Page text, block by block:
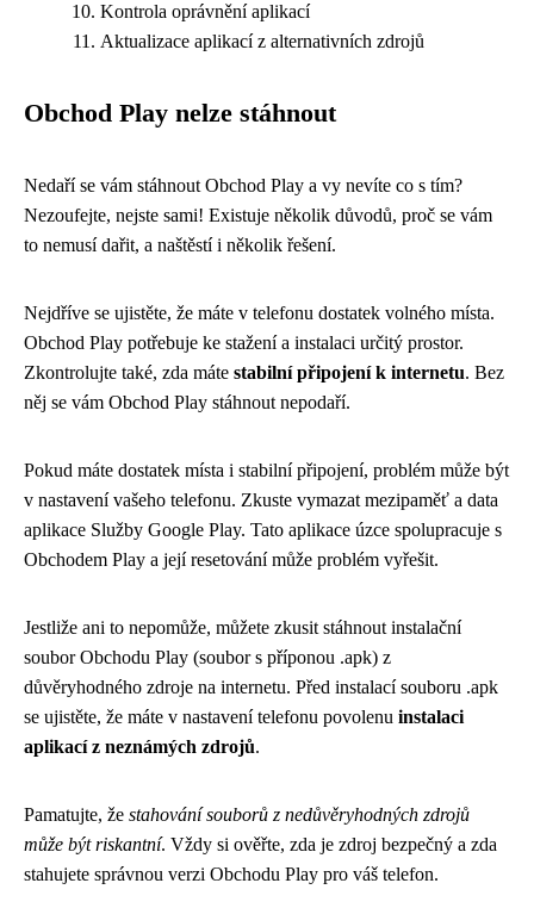
Kontrola oprávnění aplikací
Aktualizace aplikací z alternativních zdrojů
Obchod Play nelze stáhnout
Nedaří se vám stáhnout Obchod Play a vy nevíte co s tím?
Nezoufejte, nejste sami! Existuje několik důvodů, proč se vám
to nemusí dařit, a naštěstí i několik řešení.
Nejdříve se ujistěte, že máte v telefonu dostatek volného místa.
Obchod Play potřebuje ke stažení a instalaci určitý prostor.
Zkontrolujte také, zda máte stabilní připojení k internetu. Bez
něj se vám Obchod Play stáhnout nepodaří.
Pokud máte dostatek místa i stabilní připojení, problém může být
v nastavení vašeho telefonu. Zkuste vymazat mezipaměť a data
aplikace Služby Google Play. Tato aplikace úzce spolupracuje s
Obchodem Play a její resetování může problém vyřešit.
Jestliže ani to nepomůže, můžete zkusit stáhnout instalační
soubor Obchodu Play (soubor s příponou .apk) z
důvěryhodného zdroje na internetu. Před instalací souboru .apk
se ujistěte, že máte v nastavení telefonu povolenu instalaci
aplikací z neznámých zdrojů.
Pamatujte, že stahování souborů z nedůvěryhodných zdrojů
může být riskantní. Vždy si ověřte, zda je zdroj bezpečný a zda
stahujete správnou verzi Obchodu Play pro váš telefon.